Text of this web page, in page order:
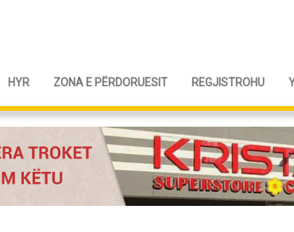
HYR ZONA E PËRDORUESIT REGJISTROHU